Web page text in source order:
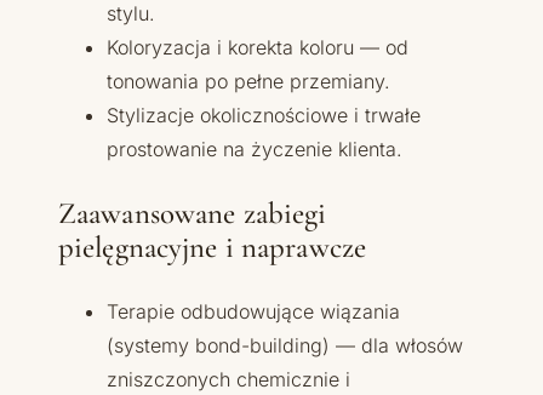
stylu.
Koloryzacja i korekta koloru — od
tonowania po pełne przemiany.
Stylizacje okolicznościowe i trwałe
prostowanie na życzenie klienta.
Zaawansowane zabiegi
pielęgnacyjne i naprawcze
Terapie odbudowujące wiązania
(systemy bond-building) — dla włosów
zniszczonych chemicznie i